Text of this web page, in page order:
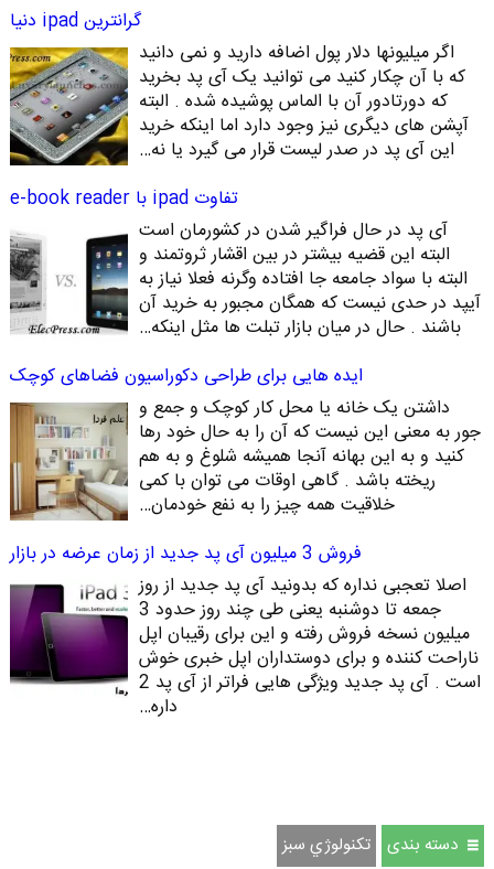
گرانترین ipad دنیا
اگر میلیونها دلار پول اضافه دارید و نمی دانید
که با آن چکار کنید می توانید یک آی پد بخرید
که دورتادور آن با الماس پوشیده شده . البته
آپشن های دیگری نیز وجود دارد اما اینکه خرید
این آی پد در صدر لیست قرار می گیرد یا نه…
تفاوت ipad با e-book reader
آی پد در حال فراگیر شدن در کشورمان است
البته این قضیه بیشتر در بین اقشار ثروتمند و
البته با سواد جامعه جا افتاده وگرنه فعلا نیاز به
آیپد در حدی نیست که همگان مجبور به خرید آن
باشند . حال در میان بازار تبلت ها مثل اینکه…
ایده هایی برای طراحی دکوراسیون فضاهای کوچک
داشتن یک خانه یا محل کار کوچک و جمع و
جور به معنی این نیست که آن را به حال خود رها
کنید و به این بهانه آنجا همیشه شلوغ و به هم
ریخته باشد . گاهی اوقات می توان با کمی
خلاقیت همه چیز را به نفع خودمان…
فروش 3 میلیون آی پد جدید از زمان عرضه در بازار
اصلا تعجبی نداره که بدونید آی پد جدید از روز
جمعه تا دوشنبه یعنی طی چند روز حدود 3
میلیون نسخه فروش رفته و این برای رقیبان اپل
ناراحت کننده و برای دوستداران اپل خبری خوش
است . آی پد جدید ویژگی هایی فراتر از آی پد 2
داره…
دسته بندی تكنولوژي سبز